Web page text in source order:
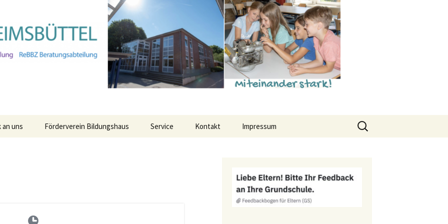
про
Kollegium
an uns Förderverein Bildungshaus Service Kontakt Impressum
Suchen
nach: